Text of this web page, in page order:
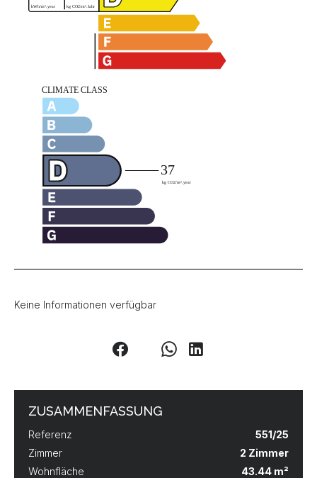
Keine Informationen verfügbar
ZUSAMMENFASSUNG
Referenz
551/25
Zimmer
2 Zimmer
Wohnfläche
43.44 m²